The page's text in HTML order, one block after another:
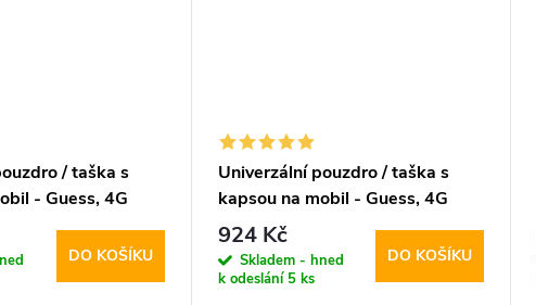
/ taška s
- Guess, 4G
Brown
DO KOŠÍKU
Univerzální pouzdro / taška s
kapsou na mobil - Guess, 4G
Triangle Logo Bag Brown
924 Kč
Skladem - hned
k odeslání 5 ks
DO KOŠÍKU